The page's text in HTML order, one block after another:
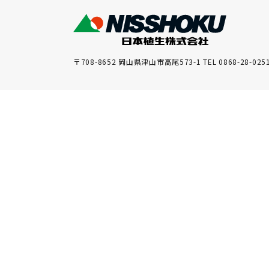
〒708-8652 岡山県津山市高尾573-1 TEL 0868-28-